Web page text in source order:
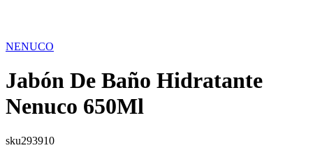
NENUCO
Jabón De Baño Hidratante
Nenuco 650Ml
sku293910